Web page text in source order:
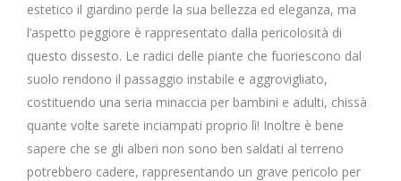
estetico il giardino perde la sua bellezza ed eleganza, ma
l’aspetto peggiore è rappresentato dalla pericolosità di
questo dissesto. Le radici delle piante che fuoriescono dal
suolo rendono il passaggio instabile e aggrovigliato,
costituendo una seria minaccia per bambini e adulti, chissà
quante volte sarete inciampati proprio lì! Inoltre è bene
sapere che se gli alberi non sono ben saldati al terreno
potrebbero cadere, rappresentando un grave pericolo per